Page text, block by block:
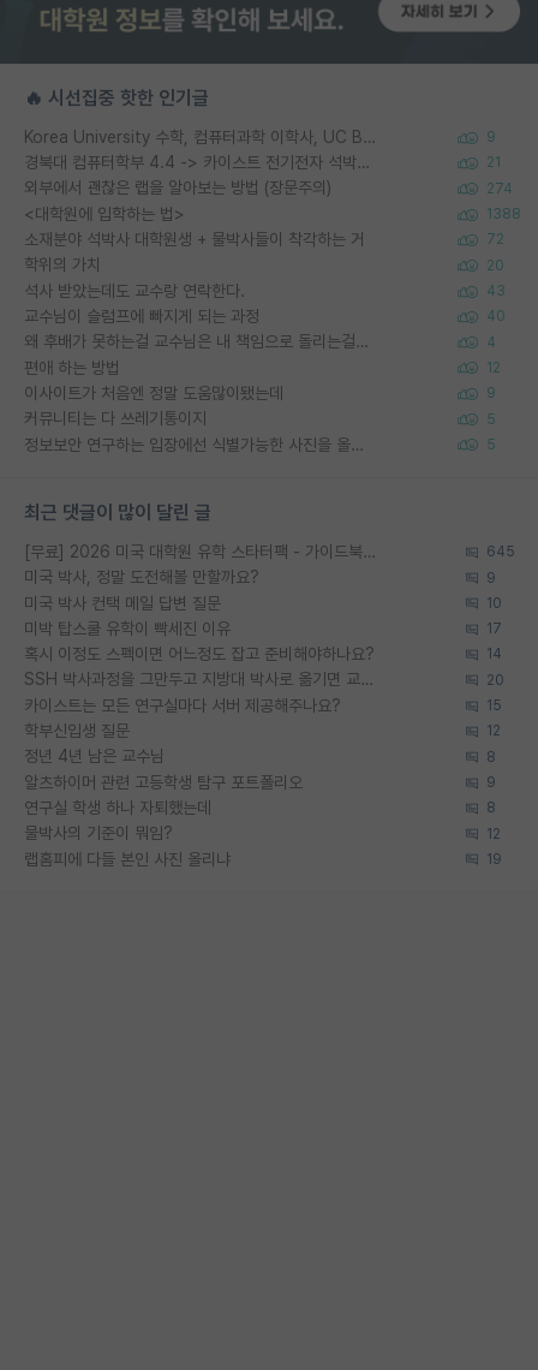
🔥 시선집중 핫한 인기글
Korea University 수학, 컴퓨터과학 이학사, UC Berkeley 산업공학 대학원 공학박사가 되는 것은 쉽지 않겠죠? 9
경북대 컴퓨터학부 4.4 -> 카이스트 전기전자 석박사통합과정 합격 21
외부에서 괜찮은 랩을 알아보는 방법 (장문주의) 274
<대학원에 입학하는 법> 1388
소재분야 석박사 대학원생 + 물박사들이 착각하는 거 72
학위의 가치 20
석사 받았는데도 교수랑 연락한다. 43
교수님이 슬럼프에 빠지게 되는 과정 40
왜 후배가 못하는걸 교수님은 내 책임으로 돌리는걸까요? 4
편애 하는 방법 12
이사이트가 처음엔 정말 도움많이됐는데 9
커뮤니티는 다 쓰레기통이지 5
정보보안 연구하는 입장에선 식별가능한 사진을 올리는건 비추이긴함 5
최근 댓글이 많이 달린 글
[무료] 2026 미국 대학원 유학 스타터팩 - 가이드북 & 합격자 컨택메일 템플릿 645
미국 박사, 정말 도전해볼 만할까요? 9
미국 박사 컨택 메일 답변 질문 10
미박 탑스쿨 유학이 빡세진 이유 17
혹시 이정도 스펙이면 어느정도 잡고 준비해야하나요? 14
SSH 박사과정을 그만두고 지방대 박사로 옮기면 교수의 꿈은 끝일까요? 20
카이스트는 모든 연구실마다 서버 제공해주나요? 15
학부신입생 질문 12
정년 4년 남은 교수님 8
알츠하이머 관련 고등학생 탐구 포트폴리오 9
연구실 학생 하나 자퇴했는데 8
물박사의 기준이 뭐임? 12
랩홈피에 다들 본인 사진 올리냐 19